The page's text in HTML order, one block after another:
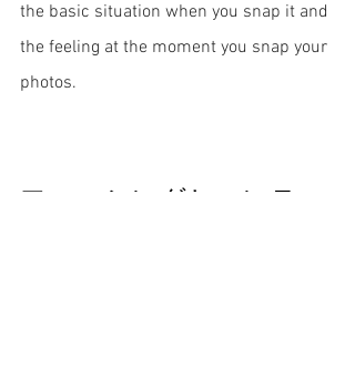
the basic situation when you snap it and
the feeling at the moment you snap your
photos.
フィッシングとハンティ